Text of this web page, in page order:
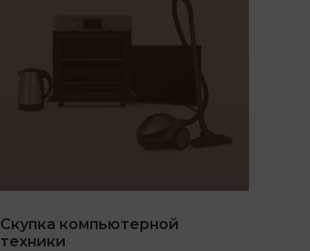
Скупка компьютерной
техники